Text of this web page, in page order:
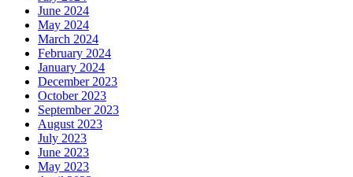
June 2024
May 2024
March 2024
February 2024
January 2024
December 2023
October 2023
September 2023
August 2023
July 2023
June 2023
May 2023